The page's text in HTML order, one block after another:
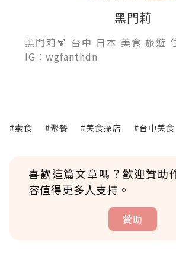
黑門莉
黑門莉🍹 台中 日本 美食 旅遊
IG：wgfanthdn
#素食 #聚餐 #美食探店 #台中美食
喜歡這篇文章嗎？歡迎贊助
容值得更多人支持。
贊助